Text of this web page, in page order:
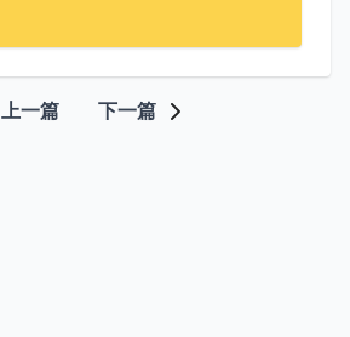
上一篇 下一篇